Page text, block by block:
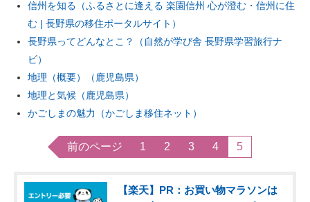
信州を知る（ふるさとに逢える 楽園信州 心が澄む・信州に住
む | 長野県の移住ポータルサイト）
長野県ってどんなとこ？（自然が学び舎 長野県学習旅行ナ
ビ）
地理（概要）（鹿児島県）
地理と気候（鹿児島県）
かごしまの魅力（かごしま移住ネット）
前のページ 1 2 3 4 5
【楽天】PR：お買い物マラソンは